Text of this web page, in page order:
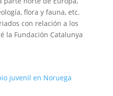
flora y fauna, etc.
con relación a los
la Fundación Catalunya